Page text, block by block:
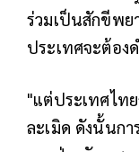
ร่วมเป็นสักขีพย
ประเทศจะต้อง
"แต่ประเทศไท
ละเมิด ดังนั้นกา